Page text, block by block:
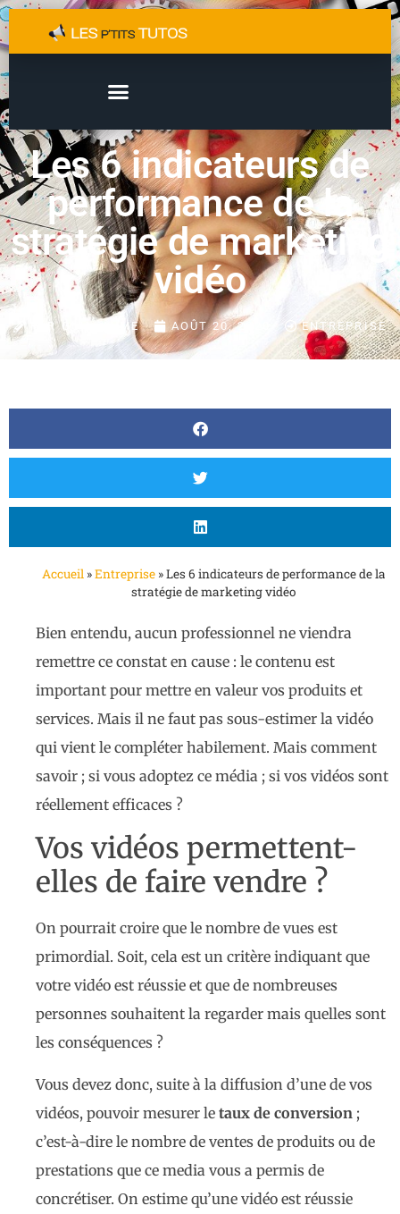
Les 6 indicateurs de
performance de la
stratégie de marketing
vidéo
PARGUILLAUME AOÛT 20, 2020 ENTREPRISE
Accueil»Entreprise»Les 6 indicateurs de performance de la
stratégie de marketing vidéo
Bien entendu, aucun professionnel ne viendra
remettre ce constat en cause : le contenu est
important pour mettre en valeur vos produits et
services. Mais il ne faut pas sous-estimer la vidéo
qui vient le compléter habilement. Mais comment
savoir ; si vous adoptez ce média ; si vos vidéos sont
réellement efficaces ?
Vos vidéos permettent-
elles de faire vendre ?
On pourrait croire que le nombre de vues est
primordial. Soit, cela est un critère indiquant que
votre vidéo est réussie et que de nombreuses
personnes souhaitent la regarder mais quelles sont
les conséquences ?
Vous devez donc, suite à la diffusion d’une de vos
vidéos, pouvoir mesurer le taux de conversion ;
c’est-à-dire le nombre de ventes de produits ou de
prestations que ce media vous a permis de
concrétiser. On estime qu’une vidéo est réussie